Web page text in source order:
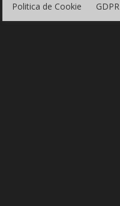
Politica de Cookie GDPR